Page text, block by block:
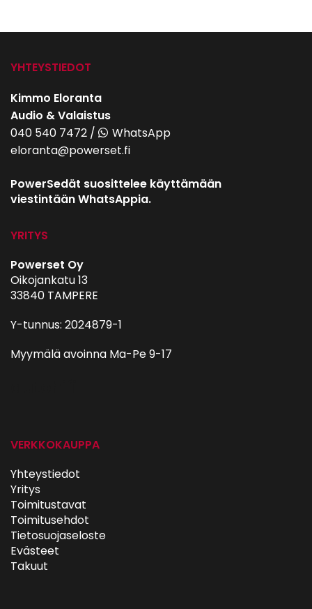
YHTEYSTIEDOT
Kimmo Eloranta
Audio & Valaistus
040 540 7472 /
WhatsApp
eloranta@powerset.fi
PowerSedät suosittelee käyttämään
viestintään WhatsAppia.
YRITYS
Powerset Oy
Oikojankatu 13
33840 TAMPERE
Y-tunnus: 2024879-1
Myymälä avoinna Ma-Pe 9-17
VERKKOKAUPPA
Yhteystiedot
Yritys
Toimitustavat
Toimitusehdot
Tietosuojaseloste
Evästeet
Takuut